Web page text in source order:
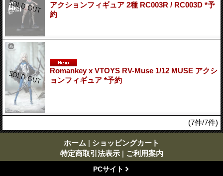
アクションフィギュア 2種 RC003R / RC003D *予
約
Romankey x VTOYS RV-Muse 1/12 MUSE アクシ
ョンフィギュア *予約
(7件/7件)
ホーム | ショッピングカート
特定商取引法表示 | ご利用案内
PCサイト